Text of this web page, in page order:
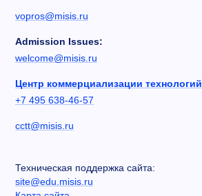
vopros@misis.ru
Admission Issues:
welcome@misis.ru
Центр коммерциализации технологий
+7 495 638-46-57
cctt@misis.ru
Техническая поддержка сайта:
site@edu.misis.ru